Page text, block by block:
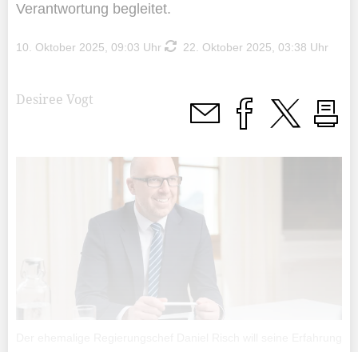
Verantwortung begleitet.
10. Oktober 2025, 09:03 Uhr 22. Oktober 2025, 03:38 Uhr
Desiree Vogt